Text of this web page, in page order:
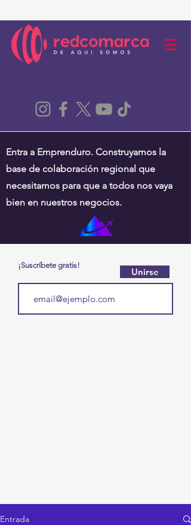
Entra a Emprenduro. Construyamos la
base de colaboración regional que
necesitamos para que a todos nos vaya
bien en nuestros negocios.
¡Suscríbete gratis!
Unirse
Entrada